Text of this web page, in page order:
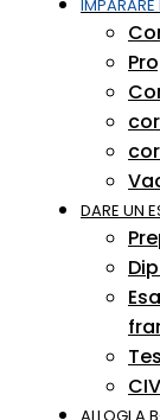
IMPARARE
DARE UN